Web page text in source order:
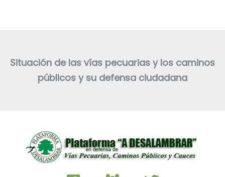
Situación de las vías pecuarias y los caminos
públicos y su defensa ciudadana